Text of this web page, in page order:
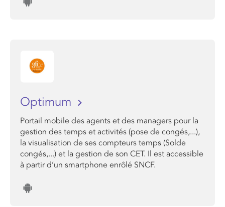
Optimum
Portail mobile des agents et des managers pour la
gestion des temps et activités (pose de congés,...),
la visualisation de ses compteurs temps (Solde
congés,...) et la gestion de son CET. Il est accessible
à partir d’un smartphone enrôlé SNCF.